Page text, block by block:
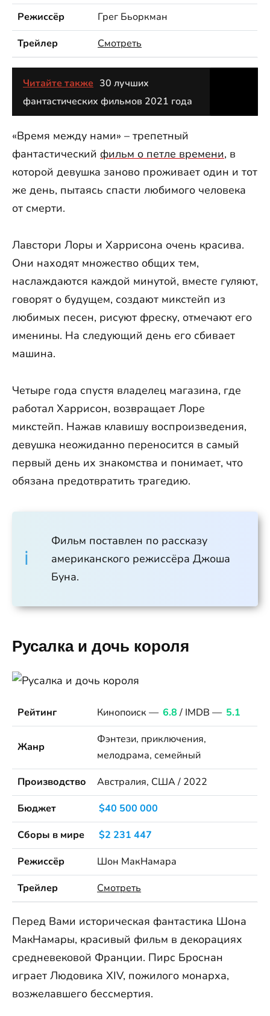
Режиссёр
Грег Бьоркман
Трейлер
Смотреть
Читайте также 30 лучших
фантастических фильмов 2021 года
«Время между нами» – трепетный
фантастический фильм о петле времени, в
которой девушка заново проживает один и тот
же день, пытаясь спасти любимого человека
от смерти.
Лавстори Лоры и Харрисона очень красива.
Они находят множество общих тем,
наслаждаются каждой минутой, вместе гуляют,
говорят о будущем, создают микстейп из
любимых песен, рисуют фреску, отмечают его
именины. На следующий день его сбивает
машина.
Четыре года спустя владелец магазина, где
работал Харрисон, возвращает Лоре
микстейп. Нажав клавишу воспроизведения,
девушка неожиданно переносится в самый
первый день их знакомства и понимает, что
обязана предотвратить трагедию.
Фильм поставлен по рассказу
американского режиссёра Джоша
Буна.
Русалка и дочь короля
Рейтинг Кинопоиск — 6.8 / IMDB — 5.1
Жанр
Фэнтези, приключения,
мелодрама, семейный
Производство
Австралия, США / 2022
Бюджет
$40 500 000
Сборы в мире
$2 231 447
Режиссёр
Шон МакНамара
Трейлер
Смотреть
Перед Вами историческая фантастика Шона
МакНамары, красивый фильм в декорациях
средневековой Франции. Пирс Броснан
играет Людовика XIV, пожилого монарха,
возжелавшего бессмертия.